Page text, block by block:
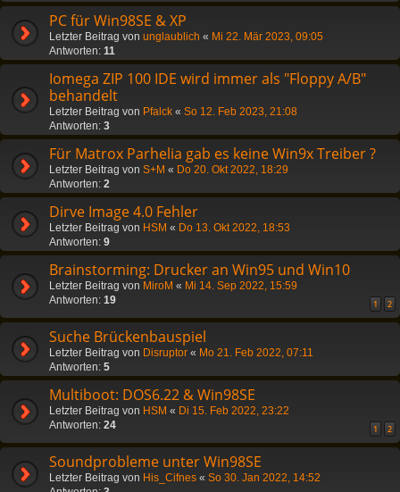
PC für Win98SE & XP
Letzter Beitrag von unglaublich « Mi 22. Mär 2023, 09:05
Antworten: 11
Iomega ZIP 100 IDE wird immer als "Floppy A/B"
behandelt
Letzter Beitrag von Pfalck « So 12. Feb 2023, 21:08
Antworten: 3
Für Matrox Parhelia gab es keine Win9x Treiber ?
Letzter Beitrag von S+M « Do 20. Okt 2022, 18:29
Antworten: 2
Dirve Image 4.0 Fehler
Letzter Beitrag von HSM « Do 13. Okt 2022, 18:53
Antworten: 9
Brainstorming: Drucker an Win95 und Win10
Letzter Beitrag von MiroM « Mi 14. Sep 2022, 15:59
Antworten: 19 1 2
Suche Brückenbauspiel
Letzter Beitrag von Disruptor « Mo 21. Feb 2022, 07:11
Antworten: 5
Multiboot: DOS6.22 & Win98SE
Letzter Beitrag von HSM « Di 15. Feb 2022, 23:22
Antworten: 24 1 2
Soundprobleme unter Win98SE
Letzter Beitrag von His_Cifnes « So 30. Jan 2022, 14:52